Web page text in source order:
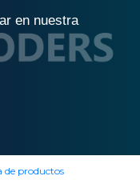
en nuestra
de productos